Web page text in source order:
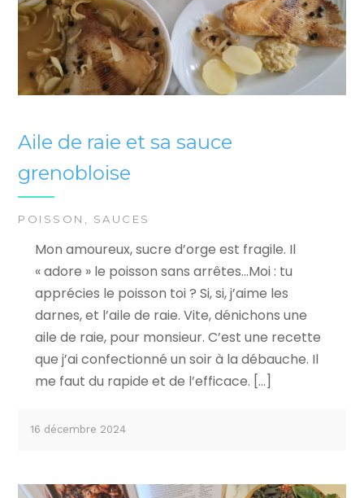
Aile de raie et sa sauce
grenobloise
POISSON , SAUCES
Mon amoureux, sucre d’orge est fragile. Il
« adore » le poisson sans arrêtes…Moi : tu
apprécies le poisson toi ? Si, si, j’aime les
darnes, et l’aile de raie. Vite, dénichons une
aile de raie, pour monsieur. C’est une recette
que j’ai confectionné un soir à la débauche. Il
me faut du rapide et de l’efficace. […]
16 décembre 2024